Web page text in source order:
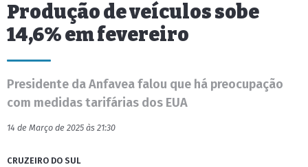
Produção de veículos sobe
14,6% em fevereiro
Presidente da Anfavea falou que há preocupação
com medidas tarifárias dos EUA
14 de Março de 2025 às 21:30
CRUZEIRO DO SUL